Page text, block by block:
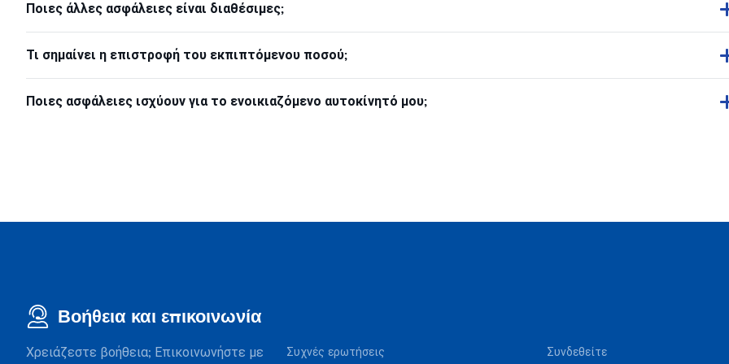
Ποιες άλλες ασφάλειες είναι διαθέσιμες;
Τι σημαίνει η επιστροφή του εκπιπτόμενου ποσού;
Ποιες ασφάλειες ισχύουν για το ενοικιαζόμενο αυτοκίνητό μου;
Βοήθεια και επικοινωνία
Χρειάζεστε βοήθεια; Επικοινωνήστε με Συχνές ερωτήσεις Συνδεθείτε